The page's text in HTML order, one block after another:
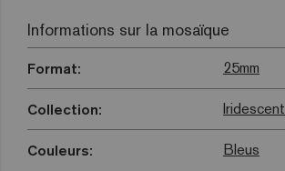
Informations sur la mosaïque
Format: 25mm
Collection: Iridescent
Couleurs: Bleus